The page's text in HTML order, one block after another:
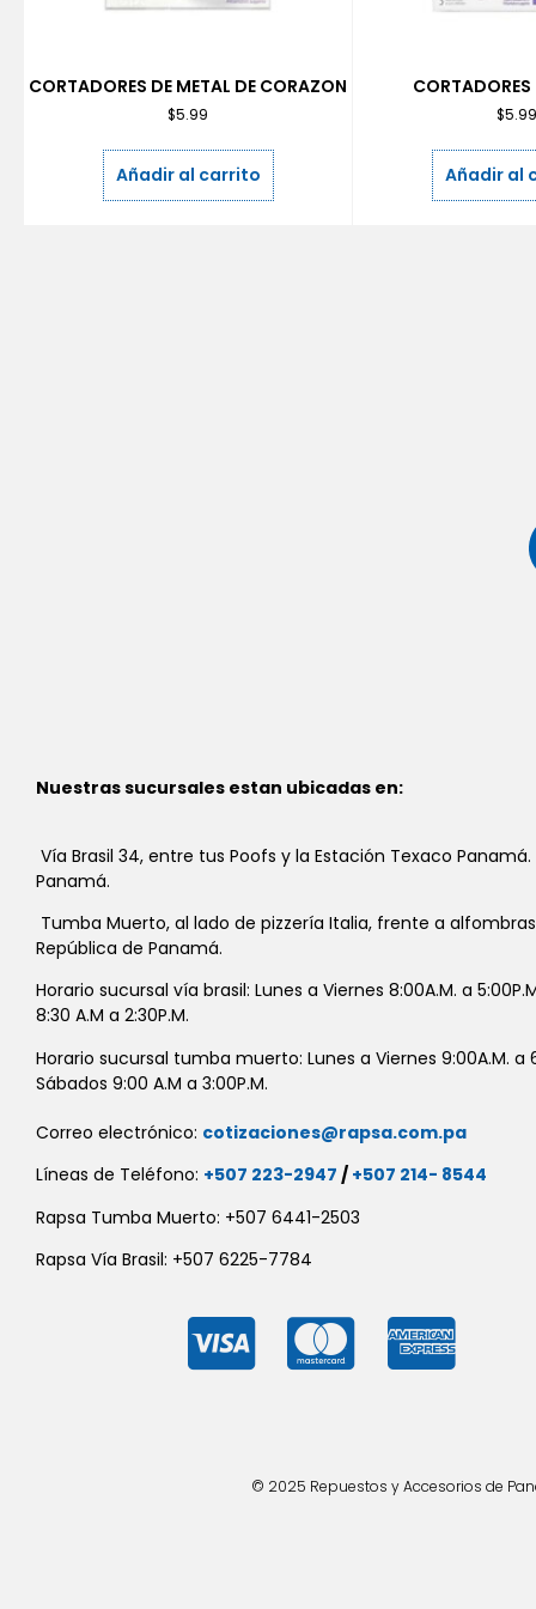
CORTADORES DE METAL DE CORAZON
$5.99
Añadir al carrito
$
Añadir al
Nuestras sucursales estan ubicadas en:
Vía Brasil 34, entre tus Poofs y la Estación Texaco
Panamá.
Tumba Muerto, al lado de pizzería Italia, frente a
República de Panamá.
Horario sucursal vía brasil: Lunes a Viernes 8:00A.M. a
8:30 A.M a 2:30P.M.
Horario sucursal tumba muerto: Lunes a Viernes 9:00A.M. a
Sábados 9:00 A.M a 3:00P.M.
Correo electrónico: cotizaciones@rapsa.com.pa
Líneas de Teléfono: +507 223-2947 / +507 214- 8544
Rapsa Tumba Muerto: +507 6441-2503
Rapsa Vía Brasil: +507 6225-7784
© 2025 Repuestos y Accesorios de